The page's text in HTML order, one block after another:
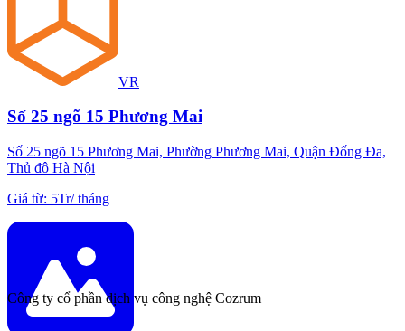
VR
Số 25 ngõ 15 Phương Mai
Số 25 ngõ 15 Phương Mai, Phường Phương Mai, Quận Đống Đa,
Thủ đô Hà Nội
Giá từ: 5Tr/tháng
Công ty cổ phần dịch vụ công nghệ Cozrum